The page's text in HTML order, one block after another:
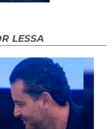
LESSA